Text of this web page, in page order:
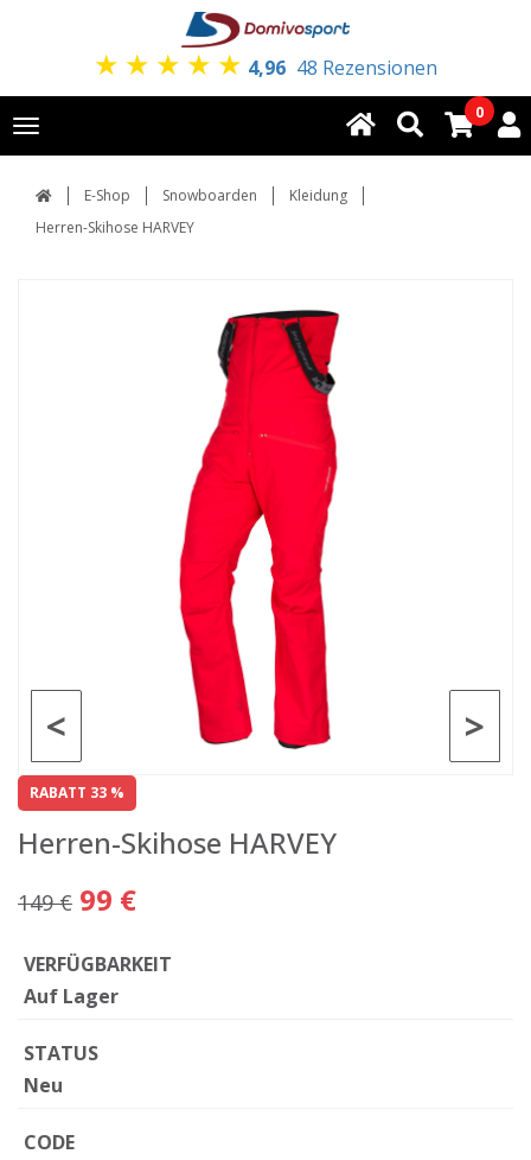
★ ★ ★ ★ ★ 4,96 48 Rezensionen
Toggle
navigation
0
E-Shop Snowboarden
Kleidung
Herren-Skihose HARVEY
>
<
RABATT 33 %
Herren-Skihose HARVEY
149 € 99 €
VERFÜGBARKEIT
Auf Lager
STATUS
Neu
CODE